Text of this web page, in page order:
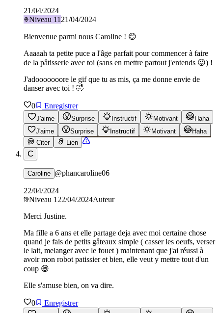
21/04/2024
Niveau 11 21/04/2024
Bienvenue parmi nous Caroline ! 😊
Aaaaah ta petite puce a l'âge parfait pour commencer à faire
de la pâtisserie avec toi (sans en mettre partout j'entends 😜) !
J'adooooooore le gif que tu as mis, ça me donne envie de
danser avec toi ! 🤣
0 Enregistrer
J'aime Surprise Instructif Motivant
Haha
J'aime
Surprise Instructif Motivant
Haha
Citer
Lien
C
Caroline @phancaroline06
22/04/2024
Niveau 1 22/04/2024Auteur
Merci Justine.
Ma fille a 6 ans et elle partage deja avec moi certaine chose
quand je fais de petits gâteaux simple ( casser les oeufs, verser
le lait, melanger avec le fouet ) maintenant que j'ai réussi à
avoir mon robot patissier et bien, elle veut y mettre tout d'un
coup 😄
Elle s'amuse bien, on va dire.
0 Enregistrer